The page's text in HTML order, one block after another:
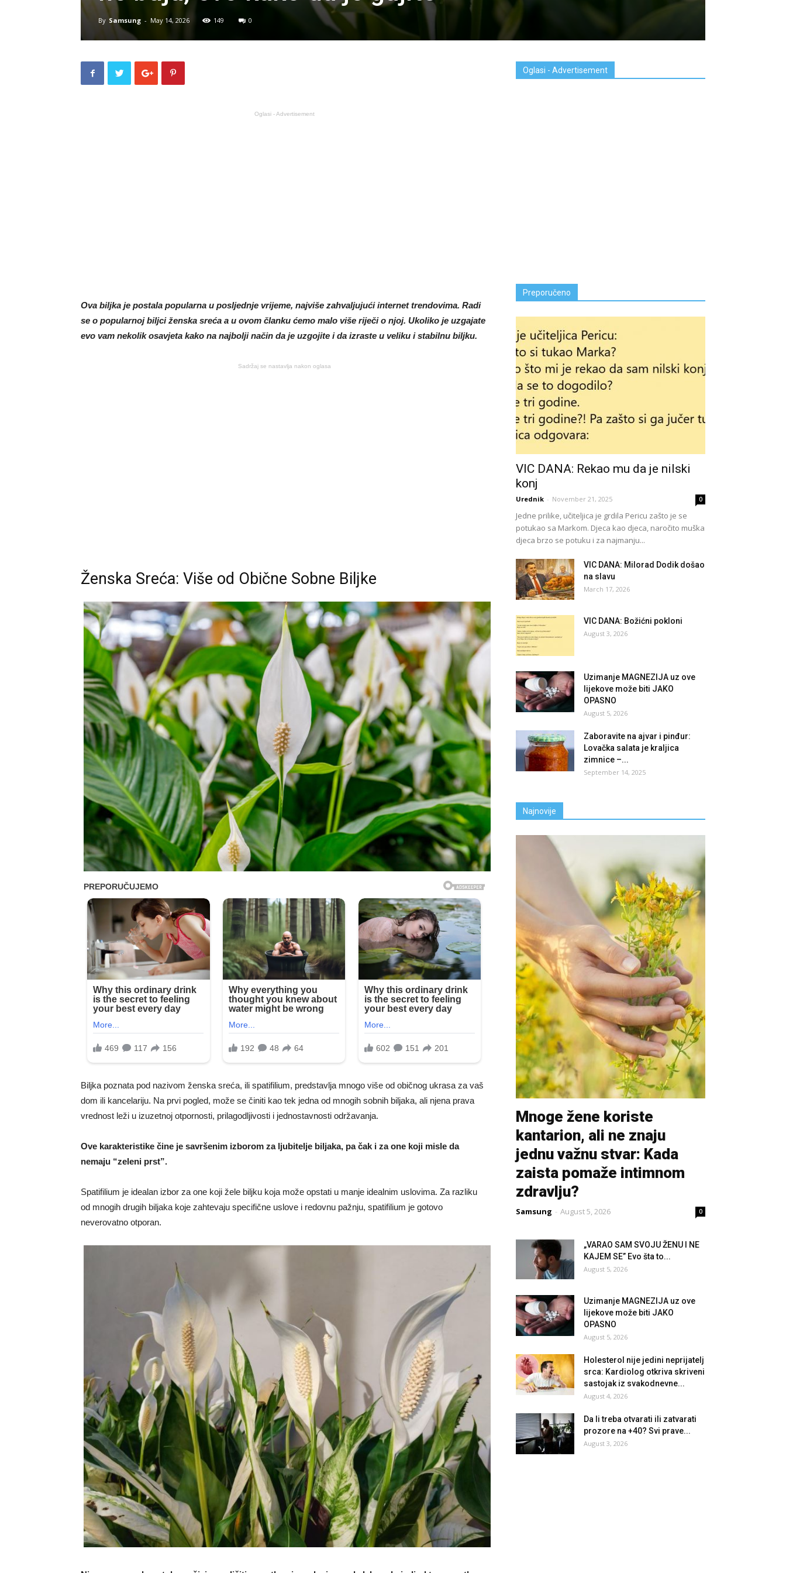
By Samsung - May 14, 2026 149 0
Oglasi - Advertisement
Ova biljka je postala popularna u posljednje vrijeme, najviše zahvaljujući internet trendovima. Radi
se o popularnoj biljci ženska sreća a u ovom članku ćemo malo više riječi o njoj. Ukoliko je uzgajate
evo vam nekolik osavjeta kako na najbolji način da je uzgojite i da izraste u veliku i stabilnu biljku.
Sadržaj se nastavlja nakon oglasa
Ženska Sreća: Više od Obične Sobne Biljke
Biljka poznata pod nazivom ženska sreća, ili spatifilium, predstavlja mnogo više od običnog ukrasa za vaš
dom ili kancelariju. Na prvi pogled, može se činiti kao tek jedna od mnogih sobnih biljaka, ali njena prava
vrednost leži u izuzetnoj otpornosti, prilagodljivosti i jednostavnosti održavanja.
Ove karakteristike čine je savršenim izborom za ljubitelje biljaka, pa čak i za one koji misle da
nemaju “zeleni prst”.
Spatifilium je idealan izbor za one koji žele biljku koja može opstati u manje idealnim uslovima. Za razliku
od mnogih drugih biljaka koje zahtevaju specifične uslove i redovnu pažnju, spatifilium je gotovo
neverovatno otporan.
Oglasi - Advertisement
Preporučeno
VIC DANA: Rekao mu da je nilski
konj
Urednik - November 21, 2025 0
Jedne prilike, učiteljica je grdila Pericu zašto je se
potukao sa Markom. Djeca kao djeca, naročito muška
djeca brzo se potuku i za najmanju...
VIC DANA: Milorad Dodik došao
na slavu
March 17, 2026
VIC DANA: Božićni pokloni
August 3, 2026
Uzimanje MAGNEZIJA uz ove
lijekove može biti JAKO
OPASNO
August 5, 2026
Zaboravite na ajvar i pinđur:
Lovačka salata je kraljica
zimnice –...
September 14, 2025
Najnovije
Mnoge žene koriste
kantarion, ali ne znaju
jednu važnu stvar: Kada
zaista pomaže intimnom
zdravlju?
Samsung - August 5, 2026 0
„VARAO SAM SVOJU ŽENU I NE
KAJEM SE” Evo šta to...
August 5, 2026
Uzimanje MAGNEZIJA uz ove
lijekove može biti JAKO
OPASNO
August 5, 2026
Holesterol nije jedini neprijatelj
srca: Kardiolog otkriva skriveni
sastojak iz svakodnevne...
August 4, 2026
Da li treba otvarati ili zatvarati
prozore na +40? Svi ​​prave...
August 3, 2026